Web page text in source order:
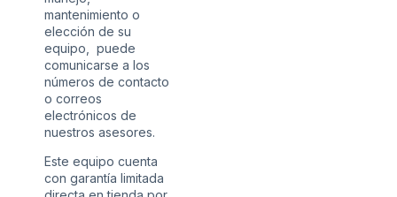
mantenimiento o
elección de su
equipo, puede
comunicarse a los
números de contacto
o correos
electrónicos de
nuestros asesores.
Este equipo cuenta
con garantía limitada